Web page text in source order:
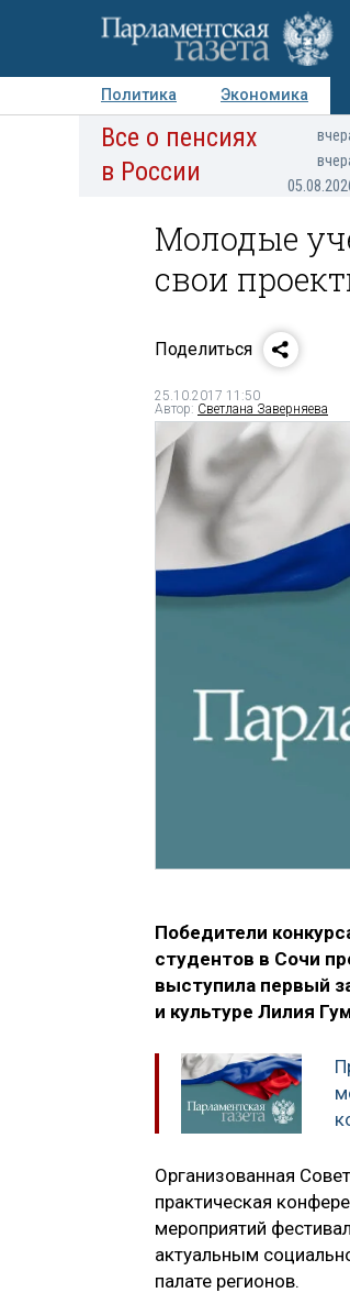
Политика Экономика
Авторы Персоны
Все о пенсиях
в России
Молодые
свои
Поделиться
25.10.2017 11:50
Автор: Светлана Заверняева
Победители
студентов в Сочи
выступила первый
и культуре Лилия
Организованная
практическая
мероприятий
актуальным
палате регионов.